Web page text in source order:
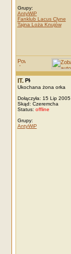
Grupy:
AntyWiP
Fanklub Lacus Clyne
Tajna Loża Knujów
IT.
Ukochana żona orka
Dołączyła: 15 Lip 2005
Skąd: Czeremcha
Status: offline
Grupy:
AntyWiP